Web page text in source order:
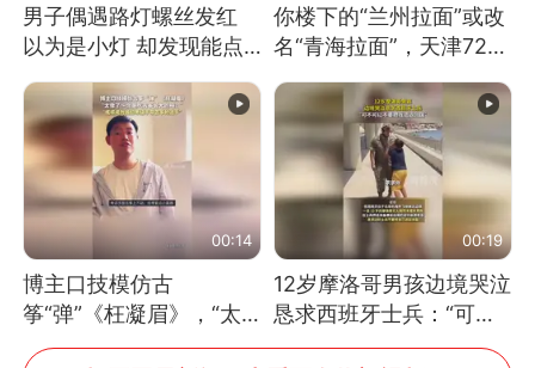
男子偶遇路灯螺丝发红
以为是小灯 却发现能点
处理
你楼下的“兰州拉面”或改
名“青海拉面”，天津72家
00:14
博主口技模仿古
筝“弹”《枉凝眉》，“太
像了～你是吃古筝长大的
00:19
12岁摩洛哥男孩边境哭泣
恳求西班牙士兵：“可不
可以不要把我遣返回国”